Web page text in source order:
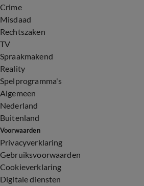
Crime
Misdaad
Rechtszaken
TV
Spraakmakend
Reality
Spelprogramma's
Algemeen
Nederland
Buitenland
Voorwaarden
Privacyverklaring
Gebruiksvoorwaarden
Cookieverklaring
Digitale diensten